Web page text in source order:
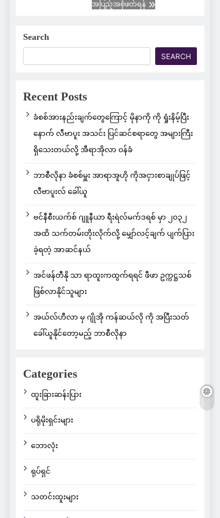
အပြည့်အစုံဖတ်ရန်
Search
SEARCH
Recent Posts
ခံစစ်အားနည်းချက်တွေကြောင့် မိုနာကို ကို ရှုံးနိမ့်ပြီး
နောက် လီဗာပူး အသင်း ပြင်ဆင်စရာတွေ အများကြီး
ရှိသေးတယ်လို့ အီရာအိုလာ ဝန်ခံ
ဘာစီလိုနာ ခံစစ်မှူး အာရာအူဟို ကိုအငှားစာချုပ်ဖြင့်
လီဗာပူးလ် ခေါ်ယူ
ဗင်နီစီးယက်စ် ဂျူနီယာ ရီးရဲလ်မက်ဒရစ် မှာ ၂၀၃၂
အထိ သက်တမ်းတိုးလိုက်လို့ မျှော်လင့်ချက် ပျက်ပြား
ခဲ့ရတဲ့ အာဆင်နယ်
အင်ဖန်တီနို သာ ရာထူးကထွက်ရရင် ဖီဖာ ဥက္ကဋ္ဌသစ်
ဖြစ်လာနိုင်သူများ
အယ်လ်ဟီလာ မှ ဂျိုအို ကန်ဆယ်လို ကို အပြီးသတ်
ခေါ်ယူနိုင်တော့မည့် ဘာစီလိုနာ
Categories
ထူးခြားဆန်းပြား
ပရိုမိုးရှင်းများ
ဘောလုံး
ရုပ်ရှင်
သတင်းထူးများ